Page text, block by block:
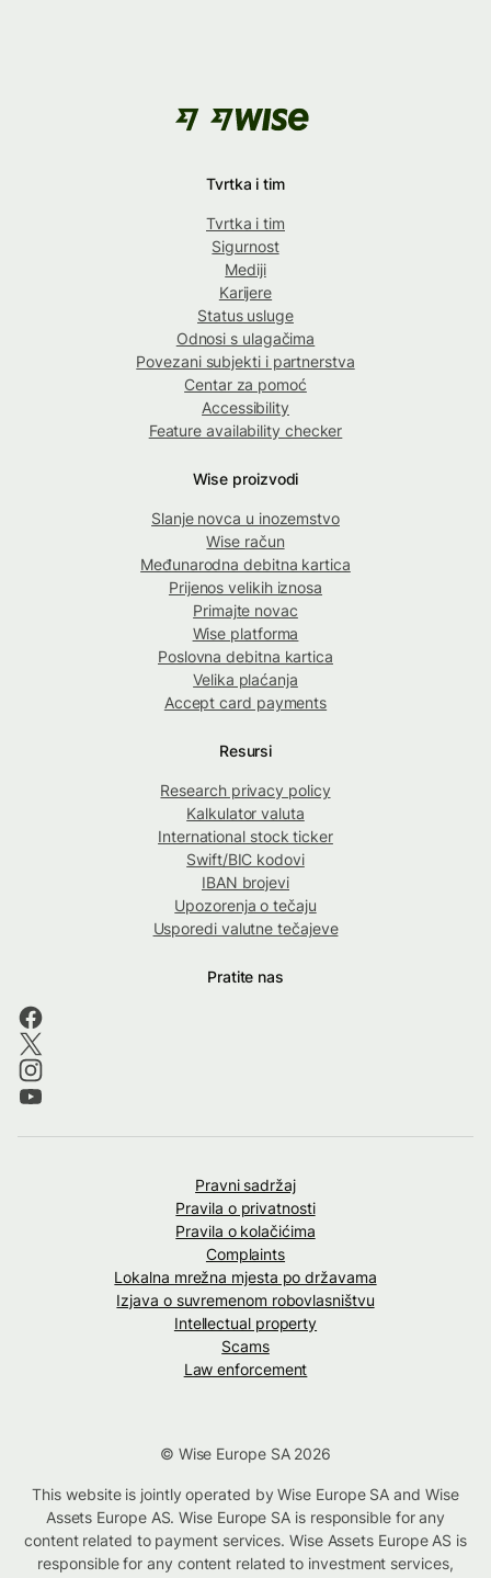
Tvrtka i tim
Tvrtka i tim
Sigurnost
Mediji
Karijere
Status usluge
Odnosi s ulagačima
Povezani subjekti i partnerstva
Centar za pomoć
Accessibility
Feature availability checker
Wise proizvodi
Slanje novca u inozemstvo
Wise račun
Međunarodna debitna kartica
Prijenos velikih iznosa
Primajte novac
Wise platforma
Poslovna debitna kartica
Velika plaćanja
Accept card payments
Resursi
Research privacy policy
Kalkulator valuta
International stock ticker
Swift/BIC kodovi
IBAN brojevi
Upozorenja o tečaju
Usporedi valutne tečajeve
Pratite nas
Pravni sadržaj
Pravila o privatnosti
Pravila o kolačićima
Complaints
Lokalna mrežna mjesta po državama
Izjava o suvremenom robovlasništvu
Intellectual property
Scams
Law enforcement
© Wise Europe SA 2026
This website is jointly operated by Wise Europe SA and Wise
Assets Europe AS. Wise Europe SA is responsible for any
content related to payment services. Wise Assets Europe AS is
responsible for any content related to investment services,